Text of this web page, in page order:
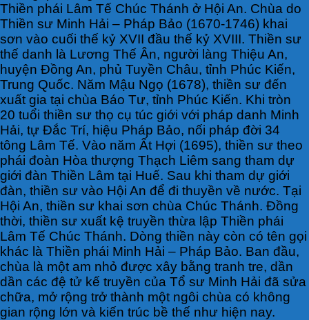
Thiền phái Lâm Tế Chúc Thánh ở Hội An. Chùa do
Thiền sư Minh Hải – Pháp Bảo (1670-1746) khai
sơn vào cuối thế kỷ XVII đầu thế kỷ XVIII. Thiền sư
thế danh là Lương Thế Ân, người làng Thiệu An,
huyện Đồng An, phủ Tuyền Châu, tỉnh Phúc Kiến,
Trung Quốc. Năm Mậu Ngọ (1678), thiền sư đến
xuất gia tại chùa Báo Tư, tỉnh Phúc Kiến. Khi tròn
20 tuổi thiền sư thọ cụ túc giới với pháp danh Minh
Hải, tự Đắc Trí, hiệu Pháp Bảo, nối pháp đời 34
tông Lâm Tế. Vào năm Ất Hợi (1695), thiền sư theo
phái đoàn Hòa thượng Thạch Liêm sang tham dự
giới đàn Thiền Lâm tại Huế. Sau khi tham dự giới
đàn, thiền sư vào Hội An để đi thuyền về nước. Tại
Hội An, thiền sư khai sơn chùa Chúc Thánh. Đồng
thời, thiền sư xuất kệ truyền thừa lập Thiền phái
Lâm Tế Chúc Thánh. Dòng thiền này còn có tên gọi
khác là Thiền phái Minh Hải – Pháp Bảo. Ban đầu,
chùa là một am nhỏ được xây bằng tranh tre, dần
dần các đệ tử kế truyền của Tổ sư Minh Hải đã sửa
chữa, mở rộng trở thành một ngôi chùa có không
gian rộng lớn và kiến trúc bề thế như hiện nay.